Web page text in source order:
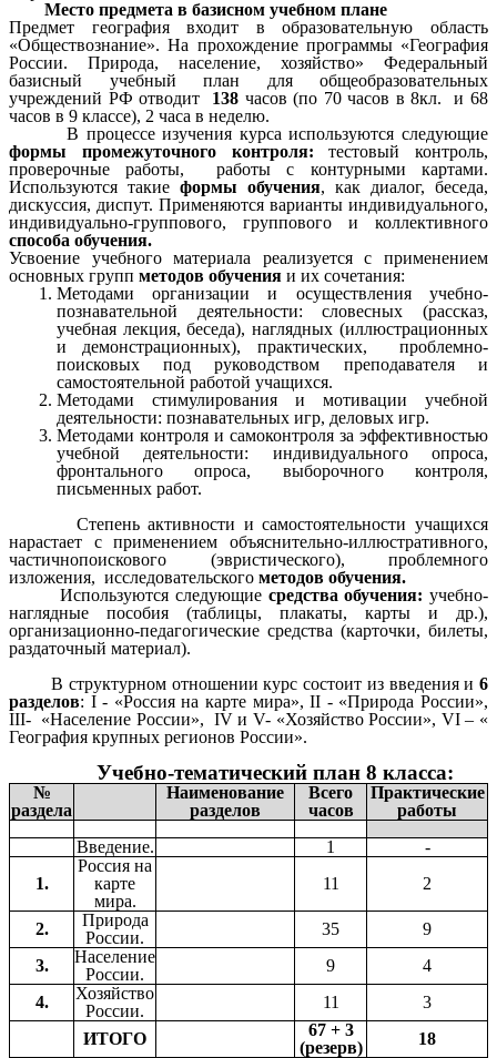
Место предмета в базисном учебном плане
Предмет география входит в образовательную область
«Обществознание». На прохождение программы «География
России. Природа, население, хозяйство» Федеральный
базисный учебный план для общеобразовательных
учреждений РФ отводит 138 часов (по 70 часов в 8кл. и 68
часов в 9 классе), 2 часа в неделю.
В процессе изучения курса используются следующие
формы промежуточного контроля: тестовый контроль,
проверочные работы, работы с контурными картами.
Используются такие формы обучения, как диалог, беседа,
дискуссия, диспут. Применяются варианты индивидуального,
индивидуально-группового, группового и коллективного
способа обучения.
Усвоение учебного материала реализуется с применением
основных групп методов обучения и их сочетания:
Методами организации и осуществления учебно-
познавательной деятельности: словесных (рассказ,
учебная лекция, беседа), наглядных (иллюстрационных
и демонстрационных), практических, проблемно-
поисковых под руководством преподавателя и
самостоятельной работой учащихся.
Методами стимулирования и мотивации учебной
деятельности: познавательных игр, деловых игр.
Методами контроля и самоконтроля за эффективностью
учебной деятельности: индивидуального опроса,
фронтального опроса, выборочного контроля,
письменных работ.
Степень активности и самостоятельности учащихся
нарастает с применением объяснительно-иллюстративного,
частичнопоискового (эвристического), проблемного
изложения, исследовательского методов обучения.
Используются следующие средства обучения: учебно-
наглядные пособия (таблицы, плакаты, карты и др.),
организационно-педагогические средства (карточки, билеты,
раздаточный материал).
В структурном отношении курс состоит из введения и 6
разделов: I - «Россия на карте мира», II - «Природа России»,
III- «Население России», IV и V- «Хозяйство России», VI – «
География крупных регионов России».
Учебно-тематический план 8 класса:
№
раздела
Наименование
разделов
Всего
часов
Практические
работы
Введение.
1
-
1.
Россия на
карте
мира.
11 2
2.
Природа
России.
35
9
3.
Население
России.
9
4
4.
Хозяйство
России.
11
3
ИТОГО
67 + 3
(резерв)
18